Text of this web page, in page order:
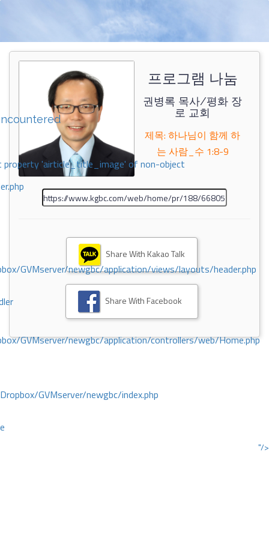
property 'airticle_title_image' of non-object
GVMserver/newgbc/application/views/layouts/header.php
GVMserver/newgbc/application/controllers/web/Home.php
GVMserver/newgbc/index.php
"/>
프로그램 나눔
권병록 목사/평화 장
로 교회
제목: 하나님이 함께 하
는 사람_수 1:8-9
Share With Kakao Talk
Share With Facebook